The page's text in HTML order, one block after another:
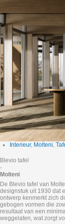
Interieur, Molteni,
Blevio tafel
-
Molteni
De Blevio tafel van
designstuk uit 1930 dat
ontwerp kenmerkt zich
gebogen vormen die
resultaat van een
weggelaten, wat zorgt